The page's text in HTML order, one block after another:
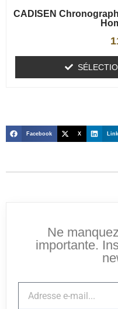
CADISEN
Facebook X
Ne
importante.